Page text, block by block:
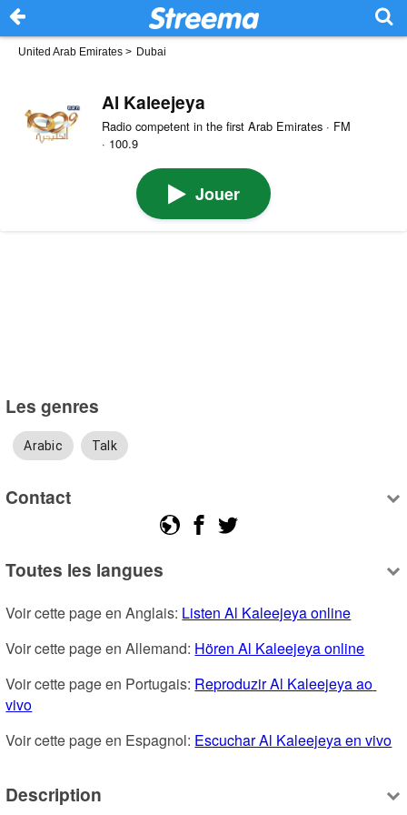
United Arab Emirates > Dubai
Al Kaleejeya
Radio competent in the first Arab Emirates · FM
· 100.9
Jouer
Les genres
Arabic Talk
Contact
Toutes les langues
Voir cette page en Anglais: Listen Al Kaleejeya online
Voir cette page en Allemand: Hören Al Kaleejeya online
Voir cette page en Portugais: Reproduzir Al Kaleejeya ao
vivo
Voir cette page en Espagnol: Escuchar Al Kaleejeya en vivo
Description